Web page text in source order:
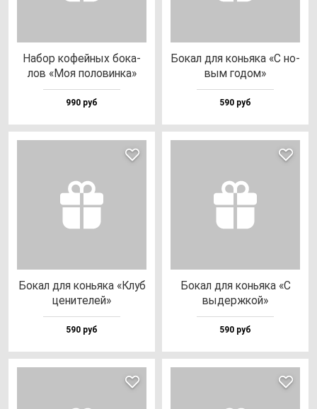
Набор ко­фей­ных бо­ка­
лов «Моя по­ло­вин­ка»
990 руб
Бокал для конь­яка «С но­
вым го­дом»
590 руб
Бокал для конь­яка «Клуб
це­ни­те­лей»
590 руб
Бокал для конь­яка «С
вы­дер­жкой»
590 руб